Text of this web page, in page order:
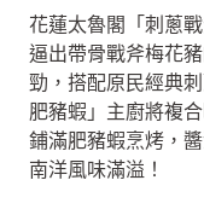
花蓮太魯閣「刺蔥
逼出帶骨戰斧梅花
勁，搭配原民經典
肥豬蝦」主廚將複
鋪滿肥豬蝦烹烤，
南洋風味滿溢！